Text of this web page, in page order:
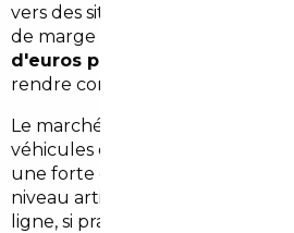
vers des sites distants, parfois en
de marge de négociation.
d'euros payés en trop
rendre compte.
Le marché de l'occasion n'est
véhicules d'occasion proposés à
une forte demande, ce qui
niveau artificiellement élevé. Et
ligne, si pratiques soient-elles,